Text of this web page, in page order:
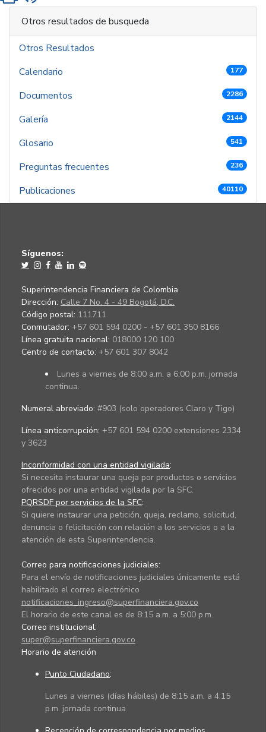
Otros resultados de busqueda
Otros Resultados
Calendario
177
Documentos 2286
Galería 2144
Glosario 541
Preguntas frecuentes 236
Publicaciones 40110
Síguenos:
Superintendencia Financiera de Colombia
Dirección: Calle 7 No. 4 - 49 Bogotá, D.C.
Código postal: 111711
Conmutador: +57 601 594 0200 - +57 601 350 8166
Línea gratuita nacional: 018000 120 100
Centro de contacto: +57 601 307 8042
Lunes a viernes de 8:00 a.m. a 6:00 p.m. jornada
continua.
Numeral abreviado: #903 (solo operadores Claro y Tigo)
Línea anticorrupción: +57 601 594 0200 extensiones 2334
y 3623
Inconformidad con una entidad vigilada:
Si necesita instaurar una queja por productos o servicios
ofrecidos por una entidad vigilada por la SFC.
PQRSDF por servicios de la SFC:
Si quiere instaurar una petición, queja, reclamo, solicitud,
denuncia o felicitación con relación a los servicios o a la
atención de esta Superintendencia.
Correo para notificaciones judiciales:
Para el envío de notificaciones judiciales únicamente está
habilitado el correo electrónico
notificaciones_ingreso@superfinanciera.gov.co
El horario de este canal es de 8:15 a.m. a 5:00 p.m.
Correo institucional:
super@superfinanciera.gov.co
Horario de atención
Punto Ciudadano:
Lunes a viernes (días hábiles) de 8:15 a.m. a 4:15
p.m. jornada continua